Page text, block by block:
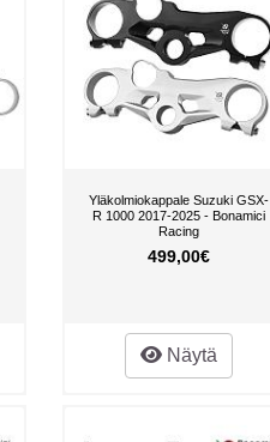
Yläkolmiokappale Suzuki GSX-
R 1000 2017-2025 - Bonamici
Racing
499,00€
Näytä